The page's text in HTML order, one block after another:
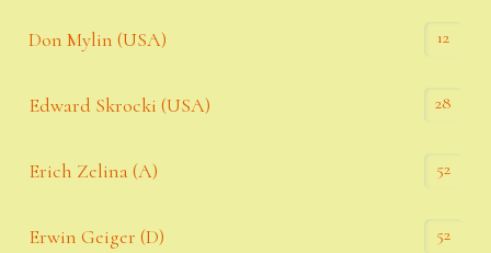
Don Mylin (USA) 12
Edward Skrocki (USA) 28
Erich Zelina (A) 52
Erwin Geiger (D) 52